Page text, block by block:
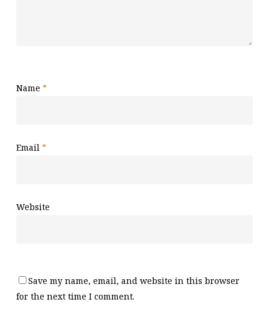
Name *
Email *
Website
Save my name, email, and website in this browser
for the next time I comment.